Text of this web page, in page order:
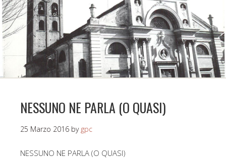
NESSUNO NE PARLA (O QUASI)
25 Marzo 2016 by gpc
NESSUNO NE PARLA (O QUASI)